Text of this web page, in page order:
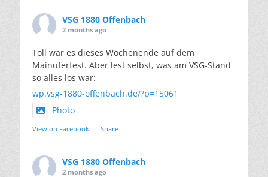
VSG 1880 Offenbach
2 months ago
Toll war es dieses Wochenende auf dem
Mainuferfest. Aber lest selbst, was am VSG-Stand
so alles los war:
wp.vsg-1880-offenbach.de/?p=15061
Photo
View on Facebook · Share
VSG 1880 Offenbach
2 months ago